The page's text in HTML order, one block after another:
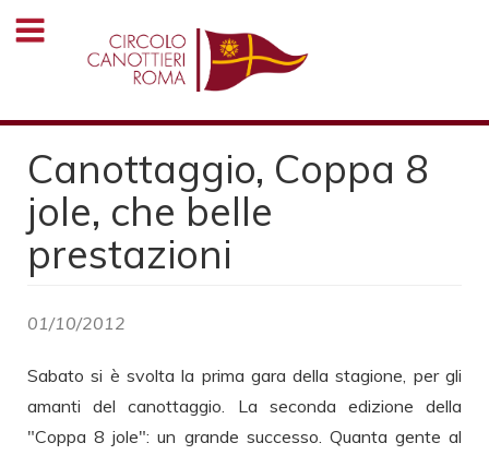
Salta
Canottaggio, Coppa 8
jole, che belle
prestazioni
01/10/2012
Sabato si è svolta la prima gara della stagione, per gli
amanti del canottaggio. La seconda edizione della
"Coppa 8 jole": un grande successo. Quanta gente al